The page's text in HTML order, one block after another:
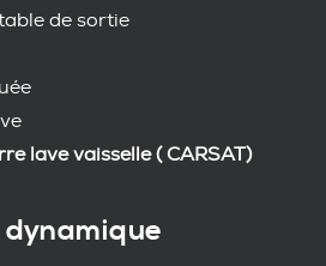
de sortie
lave vaisselle ( CARSAT)